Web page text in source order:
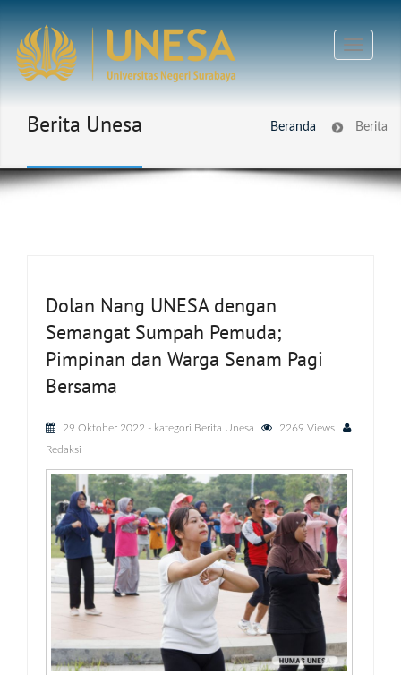
Berita Unesa Beranda Berita
Dolan Nang UNESA dengan
Semangat Sumpah Pemuda;
Pimpinan dan Warga Senam Pagi
Bersama
29 Oktober 2022 - kategori Berita Unesa
2269 Views
Redaksi